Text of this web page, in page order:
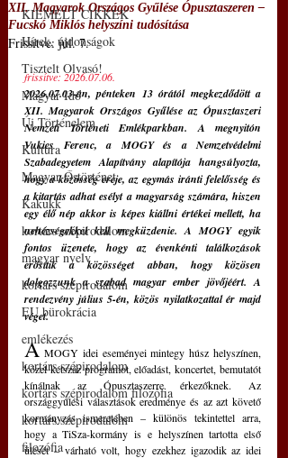
KIEMELT CIKKEK
Hírek, újdonságok
Tisztelt Olvasó!
Magyar Idő
Új Történelem
Kultúra
Magyar Őstörténet
Kakukk
kortárs szépirodalom
magyar nyelv
kortárs szépirodalom
EU bürokrácia
emlékezés
kortárs szépirodalom
kortárs szépirodalom filozófia
kortárs szépirodalom
filozófia
XII. Magyarok Országos Gyűlése Ópusztaszeren ‒
Fucskó Miklós helyszíni tudósítása
Frissítve:júl. 7.
frissítve: 2026.07.06.
2026.07.03-án, pénteken 13 órától megkezdődött a
XII. Magyarok Országos Gyűlése az Ópusztaszeri
Nemzeti Történeti Emlékparkban. A megnyitón
Vukics Ferenc, a MOGY és a Nemzetvédelmi
Szabadegyetem Alapítvány alapítója hangsúlyozta,
hogy a közösség ereje, az egymás iránti felelősség és
a kitartás adhat esélyt a magyarság számára, hiszen
egy élő nép akkor is képes kiállni értékei mellett, ha
nehézségekkel kell megküzdenie. A MOGY egyik
fontos üzenete, hogy az évenkénti találkozások
erősítik a közösséget abban, hogy közösen
dolgozzunk a szabad magyar ember jövőjéért. A
rendezvény július 5-én, közös nyilatkozattal ér majd
véget.
A MOGY idei eseményei mintegy húsz helyszínen,
közel kétszáz programot, előadást, koncertet, bemutatót
kínálnak az Ópusztaszerre érkezőknek. Az
országgyűlési választások eredménye és az azt követő
kormányzás ismeretében – különös tekintettel arra,
hogy a TiSza-kormány is e helyszínen tartotta első
ülését – várható volt, hogy ezekhez igazodik az idei